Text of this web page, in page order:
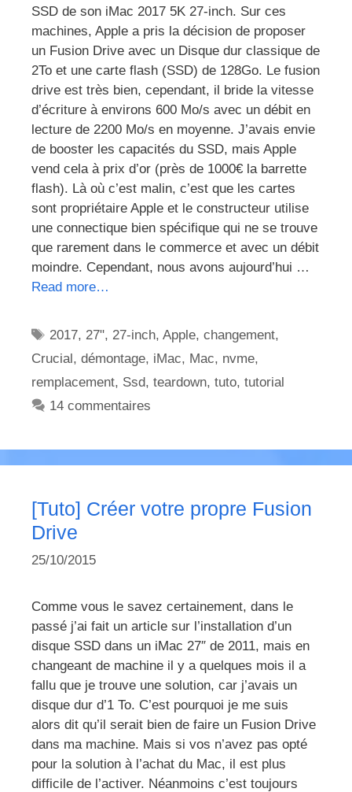
SSD de son iMac 2017 5K 27-inch. Sur ces
machines, Apple a pris la décision de proposer
un Fusion Drive avec un Disque dur classique de
2To et une carte flash (SSD) de 128Go. Le fusion
drive est très bien, cependant, il bride la vitesse
d’écriture à environs 600 Mo/s avec un débit en
lecture de 2200 Mo/s en moyenne. J’avais envie
de booster les capacités du SSD, mais Apple
vend cela à prix d’or (près de 1000€ la barrette
flash). Là où c’est malin, c’est que les cartes
sont propriétaire Apple et le constructeur utilise
une connectique bien spécifique qui ne se trouve
que rarement dans le commerce et avec un débit
moindre. Cependant, nous avons aujourd’hui …
Read more…
Étiquettes
2017, 27", 27-inch,Apple,changement,
Crucial, démontage, iMac, Mac, nvme,
remplacement, Ssd, teardown, tuto, tutorial
14 commentaires
[Tuto] Créer votre propre Fusion
Drive
25/10/2015
Comme vous le savez certainement, dans le
passé j’ai fait un article sur l’installation d’un
disque SSD dans un iMac 27″ de 2011, mais en
changeant de machine il y a quelques mois il a
fallu que je trouve une solution, car j’avais un
disque dur d’1 To. C’est pourquoi je me suis
alors dit qu’il serait bien de faire un Fusion Drive
dans ma machine. Mais si vos n’avez pas opté
pour la solution à l’achat du Mac, il est plus
difficile de l’activer. Néanmoins c’est toujours